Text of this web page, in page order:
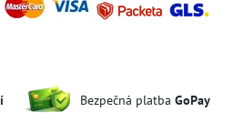
Bezpečná platba GoPay